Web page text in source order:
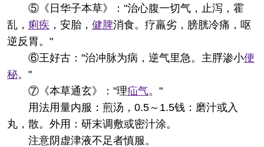
⑤《日华子本草》："治心腹一切气，止泻，霍
乱， 痢疾 ，安胎， 健脾消食。疗羸劣，膀胱冷痛，呕
逆反胃。"
⑥王好古："治冲脉为病，逆气里急。主脬渗小便
秘。"
⑦《本草通玄》："理疝气。"
用法用量内服：煎汤，0.5～1.5钱：磨汁或入
丸，散。外用：研末调敷或密汁涂。
注意阴虚津液不足者慎服。